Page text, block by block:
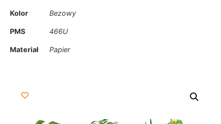
Kolor Bezowy
PMS 466U
Materiał Papier